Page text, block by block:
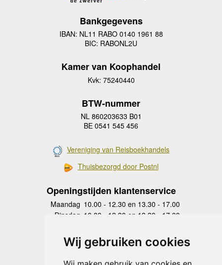
Wij gebruiken cookies
Bankgegevens
IBAN: NL11 RABO 0140 1961 88
BIC: RABONL2U
Kamer van Koophandel
Kvk: 75240440
BTW-nummer
NL 860203633 B01
BE 0541 545 456
Vereniging van Reisboekhandels
Thuisbezorgd door Postnl
Openingstijden klantenservice
Maandag 10.00 - 12.30 en 13.30 - 17.00
Dinsdag 10.00 - 12.30 en 13.30 - 17.00
Donderdag
10.00 - 12.30 en 13.30 - 17.00
Vrijdag 10.00 - 12.30 en 13.30 - 17.00
Zaterdag
gesloten